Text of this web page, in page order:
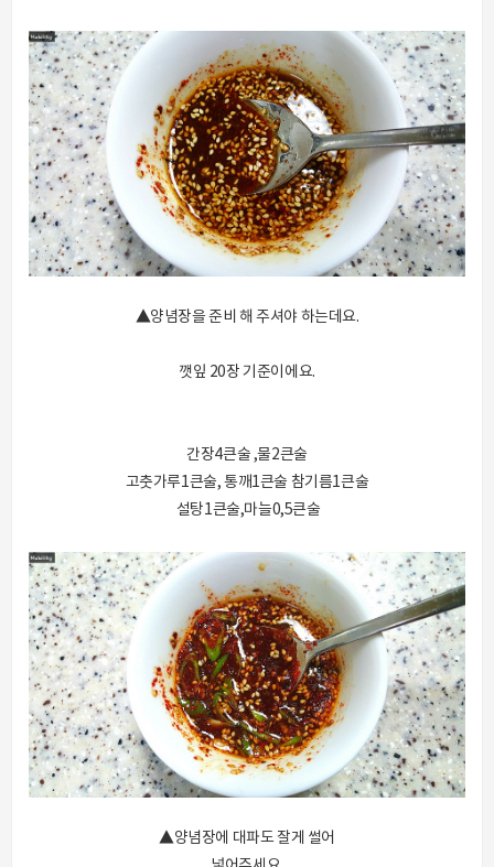
▲양념장을 준비 해 주셔야 하는데요.
깻잎 20장 기준이에요.
간장4큰술 ,물2큰술
고춧가루1큰술, 통깨1큰술 참기름1큰술
설탕1큰술,마늘0,5큰술
▲양념장에 대파도 잘게 썰어